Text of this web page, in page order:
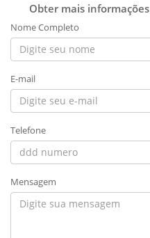
Obter mais informações
Nome Completo
E-mail
Telefone
Mensagem